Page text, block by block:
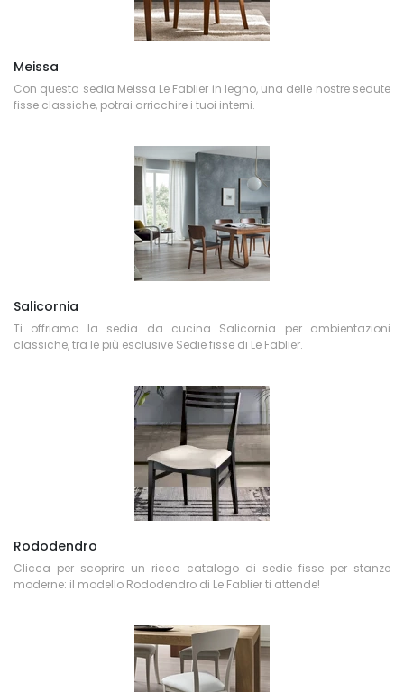
Meissa
Con questa sedia Meissa Le Fablier in legno, una delle nostre sedute
fisse classiche, potrai arricchire i tuoi interni.
Salicornia
Ti offriamo la sedia da cucina Salicornia per ambientazioni
classiche, tra le più esclusive Sedie fisse di Le Fablier.
Rododendro
Clicca per scoprire un ricco catalogo di sedie fisse per stanze
moderne: il modello Rododendro di Le Fablier ti attende!